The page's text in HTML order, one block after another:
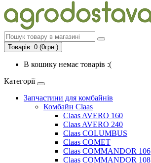
Товарів: 0 (0грн.)
В кошику немає товарів :(
Категорії
Запчастини для комбайнів
Комбайн Claas
Claas AVERO 160
Claas AVERO 240
Claas COLUMBUS
Claas COMET
Claas COMMANDOR 106
Claas COMMANDOR 108